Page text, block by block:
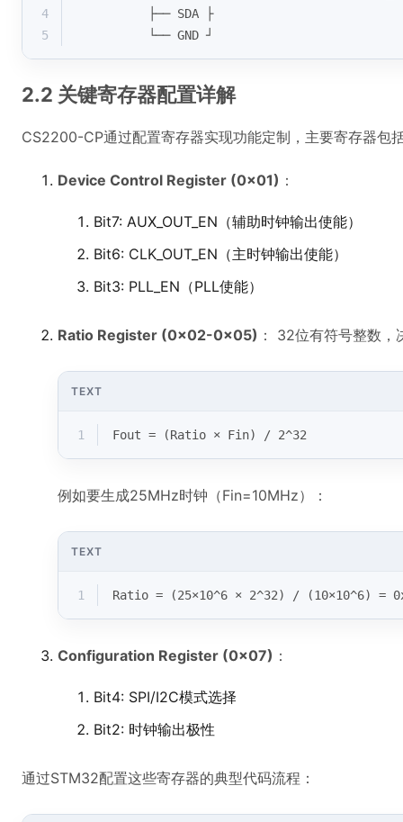
4
          ├── SDA ├
5
          └── GND ┘
2.2 关键寄存器配置详解
CS2200-CP通过配置寄存器实现功能定制，主要寄存器包
Device Control Register (0x01) ：
Bit7: AUX_OUT_EN（辅助时钟输出使能）
Bit6: CLK_OUT_EN（主时钟输出使能）
Bit3: PLL_EN（PLL使能）
Ratio Register (0x02-0x05) ： 32位有符号整数
TEXT
1 Fout = (Ratio × Fin) / 2^32
例如要生成25MHz时钟（Fin=10MHz）：
TEXT
1 Ratio = (25×10^6 × 2^32) / (10×10^6) =
Configuration Register (0x07) ：
Bit4: SPI/I2C模式选择
Bit2: 时钟输出极性
通过STM32配置这些寄存器的典型代码流程：